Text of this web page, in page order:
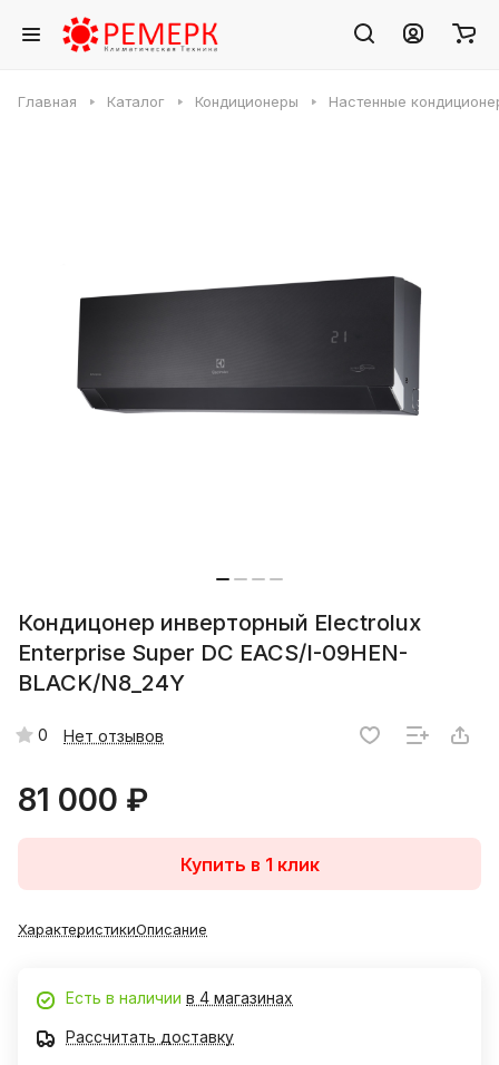
Главная Каталог Кондиционеры Настенные
Кондицонер инверторный Electrolux
Enterprise Super DC EACS/I-09HEN-
BLACK/N8_24Y
0 Нет отзывов
81 000 ₽
Купить в 1 клик
ХарактеристикиОписание
Есть в наличии в 4 магазинах
Рассчитать доставку